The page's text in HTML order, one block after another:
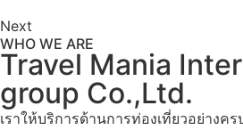
Next
WHO WE ARE
Travel Mania
group Co.,Ltd.
เราให้บริการด้านการท่องเที่ยวอย่างค